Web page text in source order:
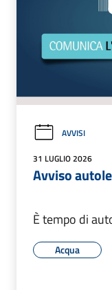
AVVISI
31 LUGLIO 2026
Avviso
È tempo di
Acqua